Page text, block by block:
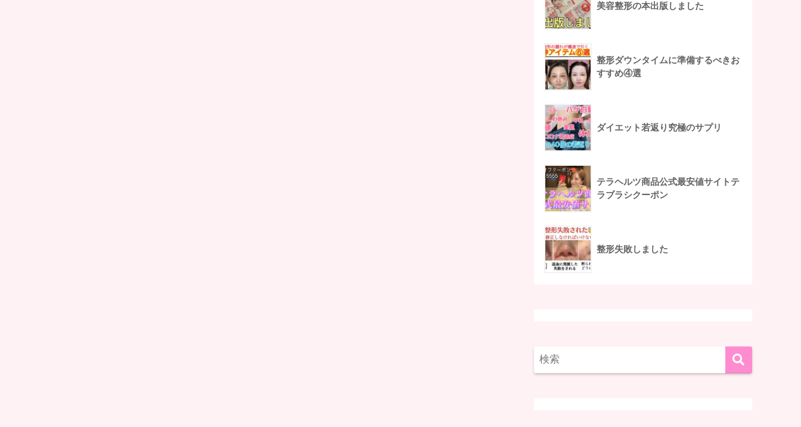
美容整形の本出版しました
整形ダウンタイムに準備するべきお
すすめ④選
ダイエット若返り究極のサプリ
テラヘルツ商品公式最安値サイトテ
ラブラシクーポン
整形失敗しました